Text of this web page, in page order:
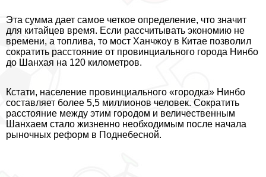
Эта сумма дает самое четкое определение, что значит
для китайцев время. Если рассчитывать экономию не
времени, а топлива, то мост Ханчжоу в Китае позволил
сократить расстояние от провинциального города Нинбо
до Шанхая на 120 километров.
Кстати, население провинциального «городка» Нинбо
составляет более 5,5 миллионов человек. Сократить
расстояние между этим городом и величественным
Шанхаем стало жизненно необходимым после начала
рыночных реформ в Поднебесной.